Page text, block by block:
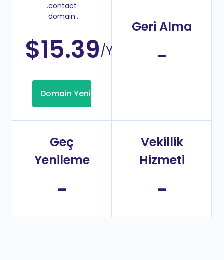
.contact
domain
$15.39/Yıl
Domain Yenileme
Geri Alma
-
Geç
Yenileme
-
Vekillik
Hizmeti
-